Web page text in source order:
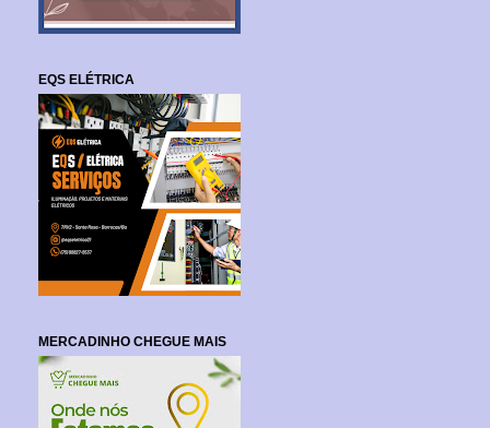
EQS ELÉTRICA
MERCADINHO CHEGUE MAIS